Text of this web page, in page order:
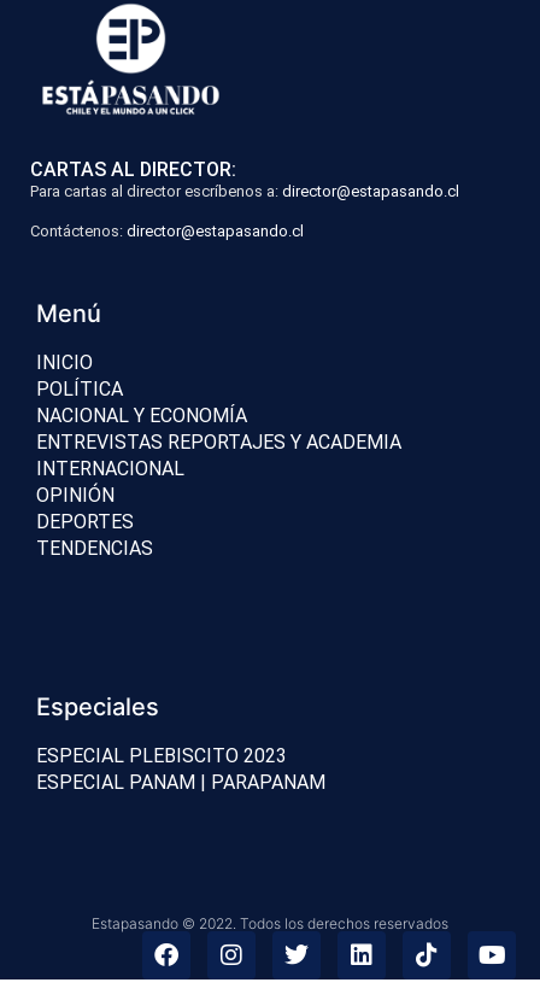
CARTAS AL DIRECTOR:
Para cartas al director escríbenos a: director@estapasando.cl
Contáctenos: director@estapasando.cl
Menú
INICIO
POLÍTICA
NACIONAL Y ECONOMÍA
ENTREVISTAS REPORTAJES Y ACADEMIA
INTERNACIONAL
OPINIÓN
DEPORTES
TENDENCIAS
Especiales
ESPECIAL PLEBISCITO 2023
ESPECIAL PANAM | PARAPANAM
Estapasando © 2022. Todos los derechos reservados